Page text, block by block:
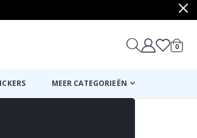
0
MEER CATEGORIEËN